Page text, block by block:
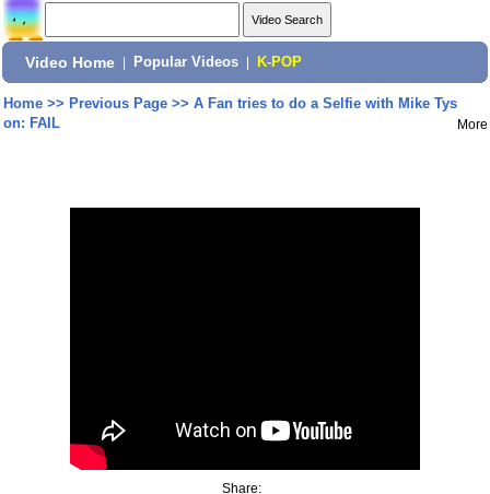
Video Home Popular Videos K-POP
Home>> Previous Page>> A Fan tries to do a Selfie with Mike Tys
on: FAIL
More
Share: